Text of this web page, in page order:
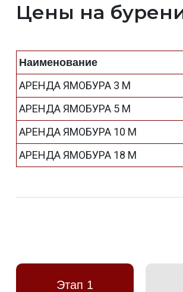
Цены на
Наименование
АРЕНДА ЯМОБУРА 3 М
АРЕНДА ЯМОБУРА 5 М
АРЕНДА ЯМОБУРА 10 М
АРЕНДА ЯМОБУРА 18 М
Этап 1